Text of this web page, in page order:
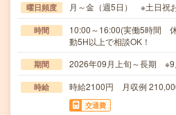
曜日頻度 月～金（週5日） ※土日祝
時間
10:00～16:00(実働5時間
動5H以上で相談OK！
期間 2026年09月上旬～長期 ※9
時給 時給2100円 月収例
交通費